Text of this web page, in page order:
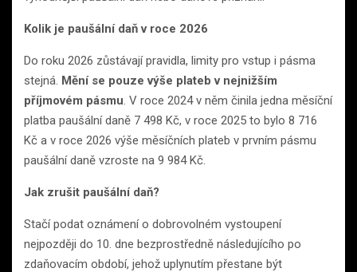
Kolik je paušální daň v roce 2026
Do roku 2026 zůstávají pravidla, limity pro vstup i pásma
stejná. Mění se pouze výše plateb v nejnižším
příjmovém pásmu. V roce 2024 v něm činila jedna měsíční
platba paušální daně 7 498 Kč, v roce 2025 to bylo 8 716
Kč a v roce 2026 výše měsíčních plateb v prvním pásmu
paušální daně vzroste na 9 984 Kč.
Jak zrušit paušální daň?
Stačí podat oznámení o dobrovolném vystoupení
nejpozději do 10. dne bezprostředně následujícího po
zdaňovacím období, jehož uplynutím přestane být